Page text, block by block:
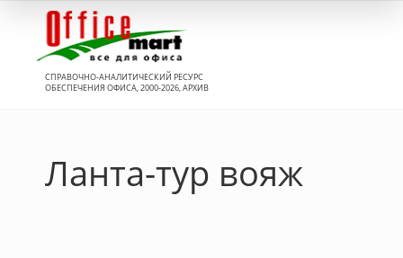
СПРАВОЧНО-АНАЛИТИЧЕСКИЙ РЕСУРС
ОБЕСПЕЧЕНИЯ ОФИСА, 2000-2026, АРХИВ
Ланта-тур вояж